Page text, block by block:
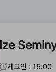
Ize
체크인 : 15:00